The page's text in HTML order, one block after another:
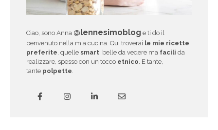
Ciao, sono Anna @lennesimoblog e ti do il
benvenuto nella mia cucina. Qui troverai le mie ricette
preferite, quelle smart, belle da vedere ma facili da
realizzare, spesso con un tocco etnico. E tante,
tante polpette.